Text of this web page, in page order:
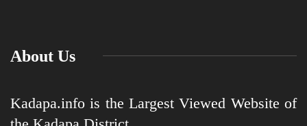
About Us
Kadapa.info is the Largest Viewed Website of